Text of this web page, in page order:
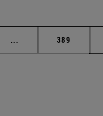
... Páginas intermedias
Página
389